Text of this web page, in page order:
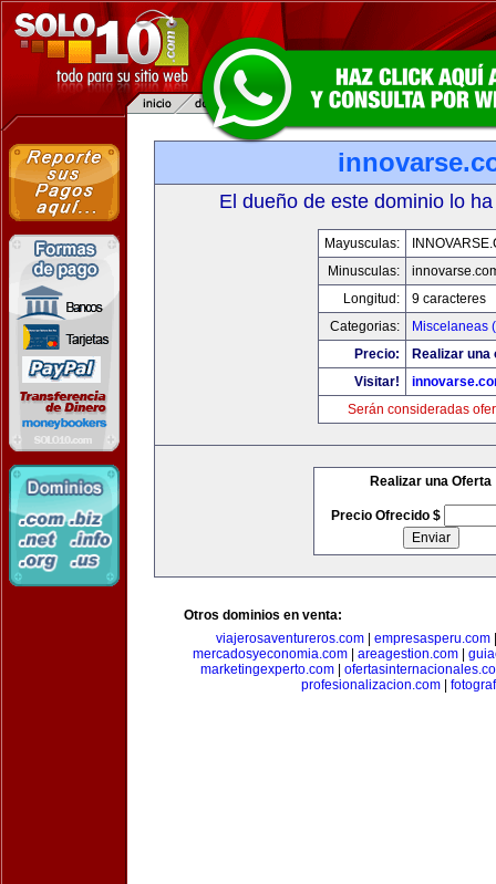
El dueño de este dominio lo
Mayusculas:
Minusculas:
Longitud:
9 caracteres
Categorias:
Miscelaneas
Precio:
Realizar una
Visitar!
Serán consideradas
Realizar una Oferta
Precio Ofrecido $
Otros dominios en venta:
viajerosaventureros.com| empresasperu.com
mercadosyeconomia.com
areagestion.com
marketingexperto.com
profesionalizacion.com|